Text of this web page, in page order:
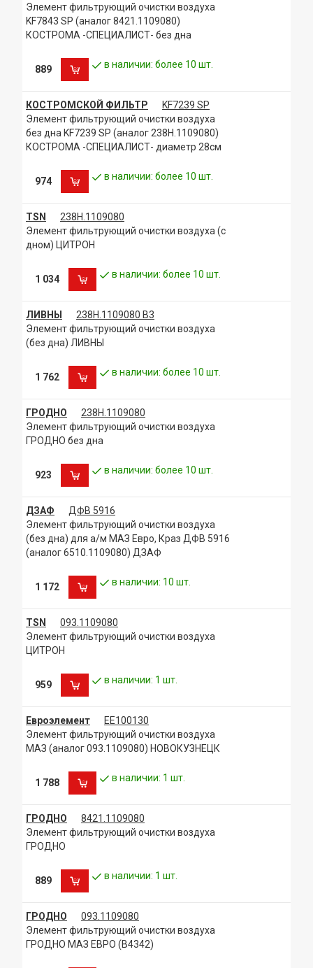
Элемент фильтрующий очистки воздуха
KF7843 SP (аналог 8421.1109080)
КОСТРОМА -СПЕЦИАЛИСТ- без дна
889 в наличии: более 10 шт.
КОСТРОМСКОЙ ФИЛЬТР
KF7239 SP
Элемент фильтрующий очистки воздуха
без дна KF7239 SP (аналог 238Н.1109080)
КОСТРОМА -СПЕЦИАЛИСТ- диаметр 28см
974 в наличии: более 10 шт.
TSN
238Н.1109080
Элемент фильтрующий очистки воздуха (с
дном) ЦИТРОН
1 034 в наличии: более 10 шт.
ЛИВНЫ
238Н.1109080 В3
Элемент фильтрующий очистки воздуха
(без дна) ЛИВНЫ
1 762 в наличии: более 10 шт.
ГРОДНО
238Н.1109080
Элемент фильтрующий очистки воздуха
ГРОДНО без дна
923 в наличии: более 10 шт.
ДЗАФ
ДФВ 5916
Элемент фильтрующий очистки воздуха
(без дна) для а/м МАЗ Евро, Краз ДФВ 5916
(аналог 6510.1109080) ДЗАФ
1 172 в наличии: 10 шт.
TSN
093.1109080
Элемент фильтрующий очистки воздуха
ЦИТРОН
959 в наличии: 1 шт.
Евроэлемент
ЕЕ100130
Элемент фильтрующий очистки воздуха
МАЗ (аналог 093.1109080) НОВОКУЗНЕЦК
1 788 в наличии: 1 шт.
ГРОДНО
8421.1109080
Элемент фильтрующий очистки воздуха
ГРОДНО
889 в наличии: 1 шт.
ГРОДНО
093.1109080
Элемент фильтрующий очистки воздуха
ГРОДНО МАЗ ЕВРО (В4342)